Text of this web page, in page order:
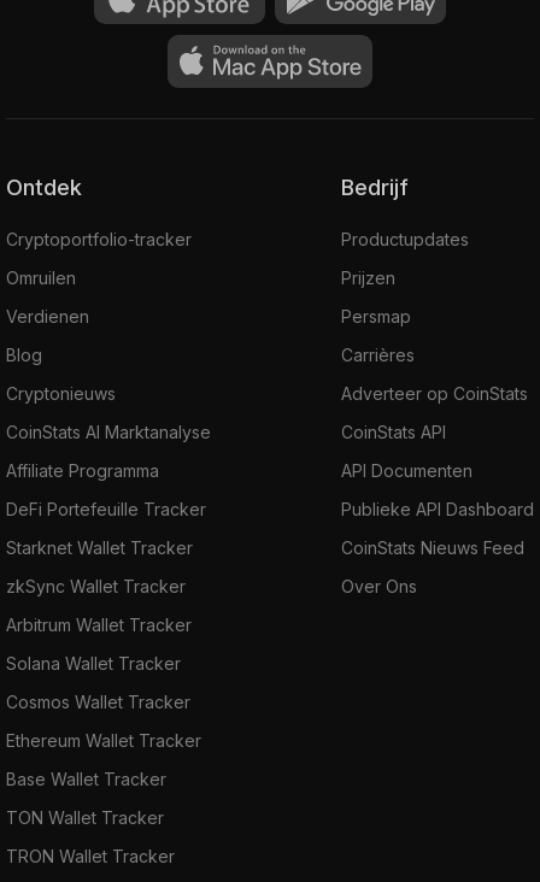
Ontdek
Cryptoportfolio-tracker
Omruilen
Verdienen
Blog
Cryptonieuws
CoinStats AI Marktanalyse
Affiliate Programma
DeFi Portefeuille Tracker
Starknet Wallet Tracker
zkSync Wallet Tracker
Arbitrum Wallet Tracker
Solana Wallet Tracker
Cosmos Wallet Tracker
Ethereum Wallet Tracker
Base Wallet Tracker
TON Wallet Tracker
TRON Wallet Tracker
Bedrijf
Productupdates
Prijzen
Persmap
Carrières
Adverteer op CoinStats
CoinStats API
API Documenten
Publieke API Dashboard
CoinStats Nieuws Feed
Over Ons